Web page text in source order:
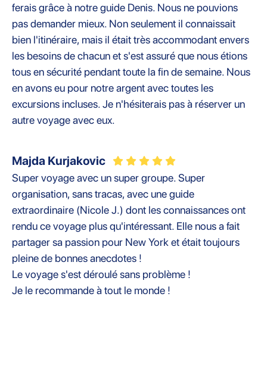
ferais grâce à notre guide Denis. Nous ne pouvions
pas demander mieux. Non seulement il connaissait
bien l'itinéraire, mais il était très accommodant envers
les besoins de chacun et s'est assuré que nous étions
tous en sécurité pendant toute la fin de semaine. Nous
en avons eu pour notre argent avec toutes les
excursions incluses. Je n'hésiterais pas à réserver un
autre voyage avec eux.
Majda Kurjakovic
Super voyage avec un super groupe. Super
organisation, sans tracas, avec une guide
extraordinaire (Nicole J.) dont les connaissances ont
rendu ce voyage plus qu'intéressant. Elle nous a fait
partager sa passion pour New York et était toujours
pleine de bonnes anecdotes !
Le voyage s'est déroulé sans problème !
Je le recommande à tout le monde !